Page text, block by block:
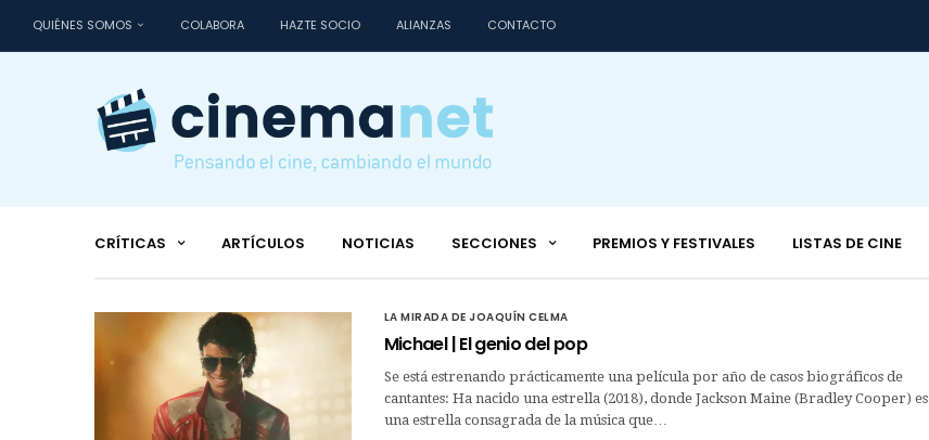
QUIÉNES SOMOS COLABORA HAZTE SOCIO ALIANZAS CONTACTO
CRÍTICAS ARTÍCULOS NOTICIAS SECCIONES PREMIOS Y FESTIVALES LISTAS DE CINE
LA MIRADA DE JOAQUÍN CELMA
Michael | El genio del pop
Se está estrenando prácticamente una película por año de casos biográficos de
cantantes: Ha nacido una estrella (2018), donde Jackson Maine (Bradley Cooper) es
una estrella consagrada de la música que…